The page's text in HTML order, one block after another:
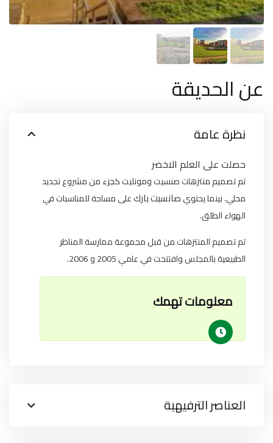
عن الحديقة
نظرة عامة
حصلت على العلم الاخضر
تم تصميم منتزهات صنسيت ومونليت كجزء من مشروع تجديد
محلي. بينما يحتويصانسيت باركعلى مساحة للمناسبات في
الهواء الطلق.
تم تصميم المنتزهات من قبل مجموعة ممارسة المناظر
الطبيعية بالمجلس وافتتحت في عامي 2005 و 2006.
معلومات تهمك
العناصر الترفيهية